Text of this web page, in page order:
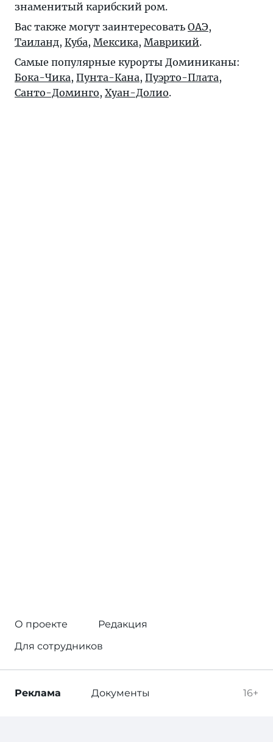
знаменитый карибский ром.
Вас также могут заинтересовать ОАЭ,
Таиланд, Куба, Мексика, Маврикий.
Самые популярные курорты Доминиканы:
Бока-Чика, Пунта-Кана, Пуэрто-Плата,
Санто-Доминго, Хуан-Долио.
О проекте
Редакция
Для сотрудников
16+
Реклама Документы